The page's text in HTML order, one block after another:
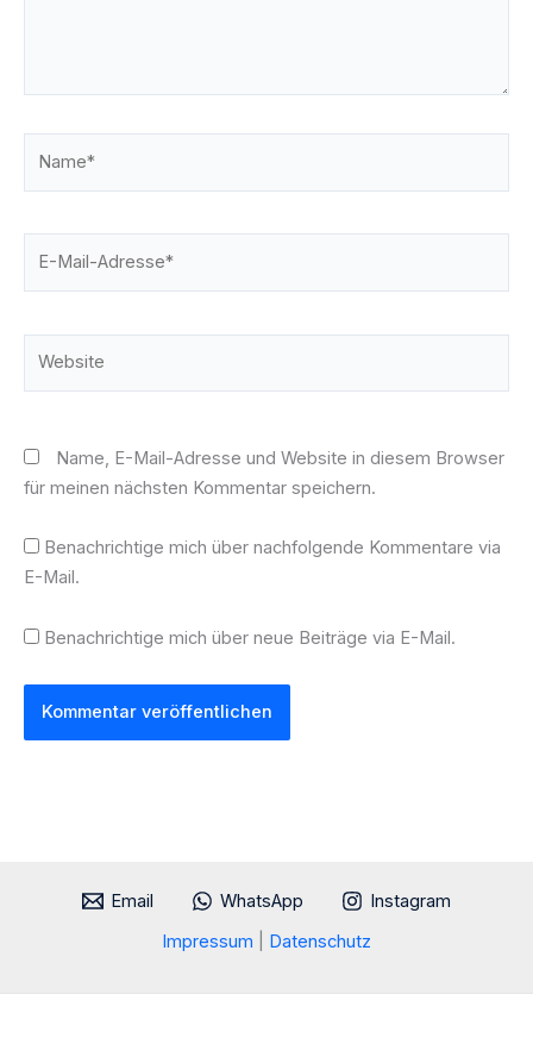
Name, E-Mail-Adresse und Website in diesem Browser
für meinen nächsten Kommentar speichern.
Benachrichtige mich über nachfolgende Kommentare via
E-Mail.
Benachrichtige mich über neue Beiträge via E-Mail.
Email WhatsApp
Instagram
Impressum
Datenschutz